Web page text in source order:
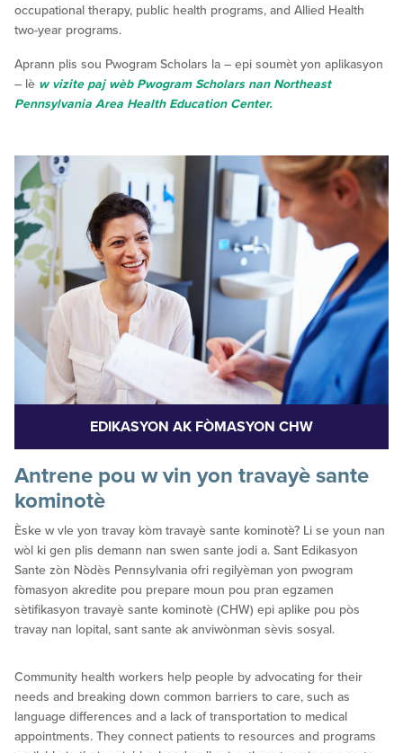
occupational therapy, public health programs, and Allied Health
two-year programs.
Aprann plis sou Pwogram Scholars la – epi soumèt yon aplikasyon
– lè w vizite paj wèb Pwogram Scholars nan Northeast
Pennsylvania Area Health Education Center.
EDIKASYON AK FÒMASYON CHW
Antrene pou w vin yon travayè sante
kominotè
Èske w vle yon travay kòm travayè sante kominotè? Li se youn nan
wòl ki gen plis demann nan swen sante jodi a. Sant Edikasyon
Sante zòn Nòdès Pennsylvania ofri regilyèman yon pwogram
fòmasyon akredite pou prepare moun pou pran egzamen
sètifikasyon travayè sante kominotè (CHW) epi aplike pou pòs
travay nan lopital, sant sante ak anviwònman sèvis sosyal.
Community health workers help people by advocating for their
needs and breaking down common barriers to care, such as
language differences and a lack of transportation to medical
appointments. They connect patients to resources and programs